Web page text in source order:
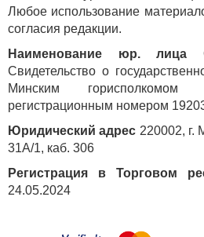
Любое использование
согласия редакции.
Наименование юр. лица
Свидетельство о
Минским
регистрационным номером
Юридический адрес 220002, г.
31А/1, каб. 306
Регистрация в Торговом
24.05.2024